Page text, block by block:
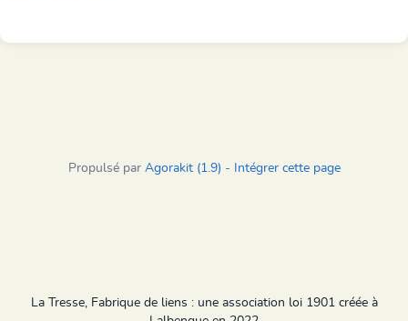
Propulsé par Agorakit (1.9) - Intégrer cette page
La Tresse, Fabrique de liens : une association loi 1901 créée à